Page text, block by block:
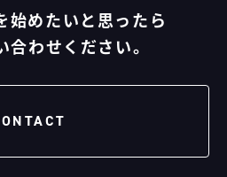
始めたいと思ったら
合わせください。